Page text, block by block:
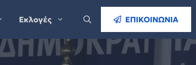
Εκλογές ΕΠΙΚΟΙΝΩΝΙΑ